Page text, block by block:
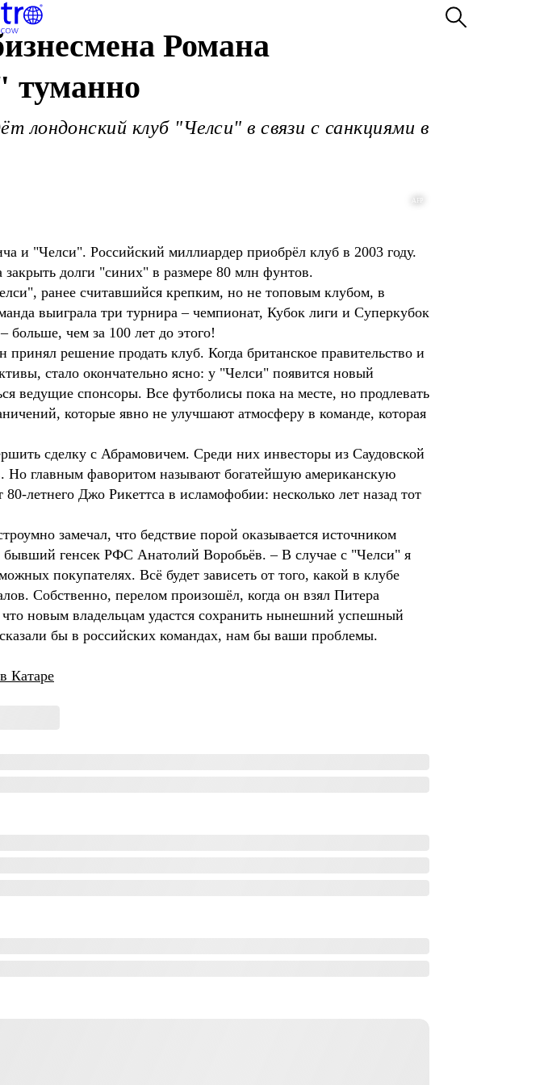
Романа
туманно
клуб "Челси" в связи с санкциями в
AFP
и "Челси". Российский миллиардер приобрёл клуб в 2003 году.
закрыть долги "синих" в размере 80 млн фунтов.
ранее считавшийся крепким, но не топовым клубом, в
выиграла три турнира – чемпионат, Кубок лиги и Суперкубок
чем за 100 лет до этого!
решение продать клуб. Когда британское правительство и
стало окончательно ясно: у "Челси" появится новый
ведущие спонсоры. Все футболисы пока на месте, но продлевать
которые явно не улучшают атмосферу в команде, которая
сделку с Абрамовичем. Среди них инвесторы из Саудовской
главным фаворитом называют богатейшую американскую
летнего Джо Рикеттса в исламофобии: несколько лет назад тот
замечал, что бедствие порой оказывается источником
бывший генсек РФС Анатолий Воробьёв. – В случае с "Челси" я
покупателях. Всё будет зависеть от того, какой в клубе
Собственно, перелом произошёл, когда он взял Питера
новым владельцам удастся сохранить нынешний успешный
бы в российских командах, нам бы ваши проблемы.
Катаре